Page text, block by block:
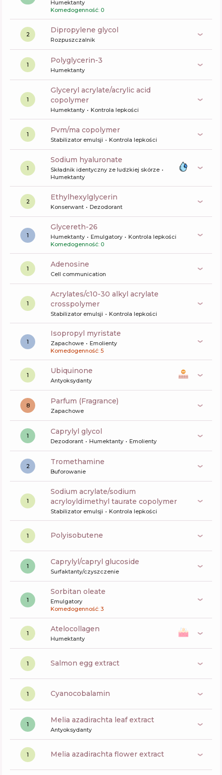
Humektanty
Komedogenność: 0
2 dipropylene glycol
Rozpuszczalnik
1 polyglycerin-3
Humektanty
1
glyceryl acrylate/acrylic acid
copolymer
Humektanty Kontrola lepkości
1 pvm/ma copolymer
Stabilizator emulsji Kontrola lepkości
1
sodium hyaluronate
Składnik identyczny ze ludzkiej skórze
Humektanty
2 ethylhexylglycerin
Konserwant Dezodorant
1
glycereth-26
Humektanty Emulgatory
Kontrola lepkości
Komedogenność: 0
1 Adenosine
Cell communication
1
acrylates/c10-30 alkyl acrylate
crosspolymer
Stabilizator emulsji Kontrola lepkości
1
isopropyl myristate
Zapachowe
Emolienty
Komedogenność: 5
1 ubiquinone
Antyoksydanty
8 Parfum (Fragrance)
Zapachowe
1 caprylyl glycol
Dezodorant Humektanty Emolienty
2 tromethamine
Buforowanie
1
sodium acrylate/sodium
acryloyldimethyl taurate copolymer
Stabilizator emulsji Kontrola lepkości
1 polyisobutene
1 caprylyl/capryl glucoside
Surfaktanty/czyszczenie
1
sorbitan oleate
Emulgatory
Komedogenność: 3
1 atelocollagen
Humektanty
1 salmon egg extract
1 cyanocobalamin
1 melia azadirachta leaf extract
Antyoksydanty
1 melia azadirachta flower extract